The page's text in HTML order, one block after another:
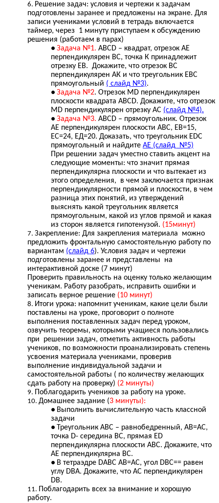
Решение задач: условия и чертежи к задачам
подготовлены заранее и предложены на экране. Для
записи учениками условий в тетрадь включается
таймер, через 1 минуту приступаем к обсуждению
решения (работаем в парах)
Задача №1. АВСD – квадрат, отрезок АЕ
перпендикулярен ВС, точка К принадлежит
отрезку ЕВ. Докажите, что отрезок ВС
перпендикулярен АК и что треугольник ЕВС
прямоугольный ( слайд №3).
Задача №2. Отрезок МD перпендикулярен
плоскости квадрата АВСD. Докажите, что отрезок
МD перпендикулярен отрезку АС (слайд №4).
Задача №3. АВСD – прямоугольник. Отрезок
АЕ перпендикулярен плоскости АВС, ЕВ=15,
ЕС=24, ЕД=20. Доказать, что треугольник ЕDС
прямоугольный и найдите АЕ (слайд №5)
При решении задач уместно ставить акцент на
следующие моменты: что значит прямая
перпендикулярна плоскости и что вытекает из
этого определения, в чем заключается признак
перпендикулярности прямой и плоскости, в чем
разница этих понятий, из утверждений
выяснять какой треугольник является
прямоугольным, какой из углов прямой и какая
из сторон является гипотенузой. (15минут)
Закрепление: Для закрепления материала можно
предложить фронтальную самостоятельную работу по
вариантам (слайд 6). Условия задач и чертежи
подготовлены заранее и представлены на
интерактивной доске (7 минут)
Проверить правильность на оценку только желающим
ученикам. Работу разобрать, исправить ошибки и
записать верное решение (10 минут)
Итоги урока: напомнит ученикам, какие цели были
поставлены на уроке, проговорит о полноте
выполнения поставленных задач перед уроком,
озвучить теоремы, которыми учащиеся пользовались
при решении задач, отметить активность работы
учеников, по возможности проанализировать степень
усвоения материала учениками, проверив
выполнение индивидуальной задачи и
самостоятельной работы ( по количеству желающих
сдать работу на проверку) (2 минуты)
Поблагодарить учеников за работу на уроке.
Домашнее задание (3 минуты):
Выполнить вычислительную часть классной
задачи
Треугольник АВС – равнобедренный, АВ=АС,
точка D- середина ВС, прямая ED
перпендикулярна плоскости АВС. Докажите, что
АE перпендикулярна ВС.
В тетраэдре DАВС АВ=АС, угол DВС== равен
углу DВА. Докажите, что АС перпендикулярен
DВ.
Поблагодарить всех за внимание и хорошую
работу.